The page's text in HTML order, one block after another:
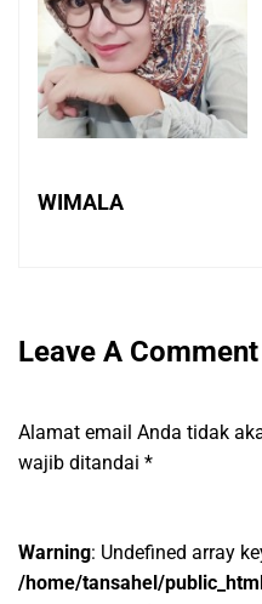
WIMALA
Leave A Comment
Alamat email Anda tidak
wajib ditandai *
Warning: Undefined array
/home/tansahel/